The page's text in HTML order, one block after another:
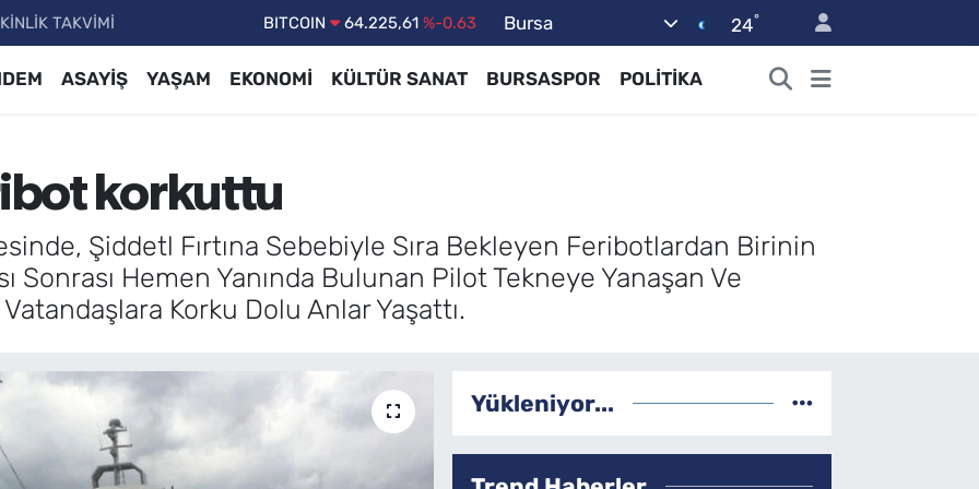
TAKVİMİ DOLAR 47,6704 %0
EURO
55,0406 %-0.08
Bursa 24°
ASAYİŞ YAŞAM EKONOMİ KÜLTÜR SANAT BURSASPOR POLİTİKA
korkuttu
Şiddetl Fırtına Sebebiyle Sıra Bekleyen Feribotlardan Birinin
Sonrası Hemen Yanında Bulunan Pilot Tekneye Yanaşan Ve
Korku Dolu Anlar Yaşattı.
Yükleniyor...